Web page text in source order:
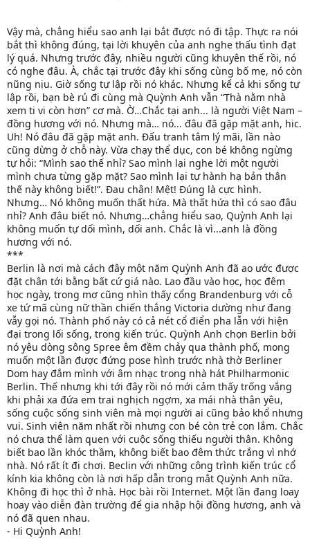
Vậy mà, chẳng hiểu sao anh lại bắt được nó đi tập. Thực ra nói
bắt thì không đúng, tại lời khuyên của anh nghe thấu tình đạt
lý quá. Nhưng trước đây, nhiều người cũng khuyên thế rồi, nó
có nghe đâu. À, chắc tại trước đây khi sống cùng bố mẹ, nó còn
nũng nịu. Giờ sống tự lập rồi nó khác. Nhưng kể cả khi sống tự
lập rồi, bạn bè rủ đi cùng mà Quỳnh Anh vẫn “Thà nằm nhà
xem ti vi còn hơn” cơ mà. Ờ…Chắc tại anh... là người Việt Nam –
đồng hương với nó. Nhưng mà… nó... đâu đã gặp mặt anh, hic.
Uh! Nó đâu đã gặp mặt anh. Đấu tranh tâm lý mãi, lần nào
cũng dừng ở chỗ này. Vừa chạy thể dục, con bé không ngừng
tự hỏi: “Mình sao thế nhỉ? Sao mình lại nghe lời một người
mình chưa từng gặp mặt? Sao mình lại tự hành hạ bản thân
thế này không biết!”. Đau chân! Mệt! Đúng là cực hình.
Nhưng… Nó không muốn thất hứa. Mà thất hứa thì có sao đâu
nhỉ? Anh đâu biết nó. Nhưng…chẳng hiểu sao, Quỳnh Anh lại
không muốn tự dối mình, dối anh. Chắc là vì...anh là đồng
hương với nó.
***
Berlin là nơi mà cách đây một năm Quỳnh Anh đã ao ước được
đặt chân tới bằng bất cứ giá nào. Lao đầu vào học, học đêm
học ngày, trong mơ cũng nhìn thấy cổng Brandenburg với cỗ
xe tứ mã cùng nữ thần chiến thắng Victoria dường như đang
vẫy gọi nó. Thành phố này có cả nét cổ điển pha lẫn với hiện
đại trong lối sống, trong kiến trúc. Quỳnh Anh chọn Berlin bởi
nó yêu dòng sông Spree êm đềm chảy qua thành phố, mong
muốn một lần được đứng pose hình trước nhà thờ Berliner
Dom hay đắm mình với âm nhạc trong nhà hát Philharmonic
Berlin. Thế nhưng khi tới đây rồi nó mới cảm thấy trống vắng
khi phải xa đứa em trai nghịch ngợm, xa mái nhà thân yêu,
sống cuộc sống sinh viên mà mọi người ai cũng bảo khổ nhưng
vui. Sinh viên năm nhất rồi nhưng con bé còn trẻ con lắm. Chắc
nó chưa thể làm quen với cuộc sống thiếu người thân. Không
biết bao lần khóc thầm, không biết bao đêm thức trắng vì nhớ
nhà. Nó rất ít đi chơi. Beclin với những công trình kiến trúc cổ
kính kia không còn là nơi hấp dẫn trong mắt Quỳnh Anh nữa.
Không đi học thì ở nhà. Học bài rồi Internet. Một lần đang loay
hoay vào diễn đàn trường để gia nhập hội đồng hương, anh và
nó đã quen nhau.
- Hi Quỳnh Anh!